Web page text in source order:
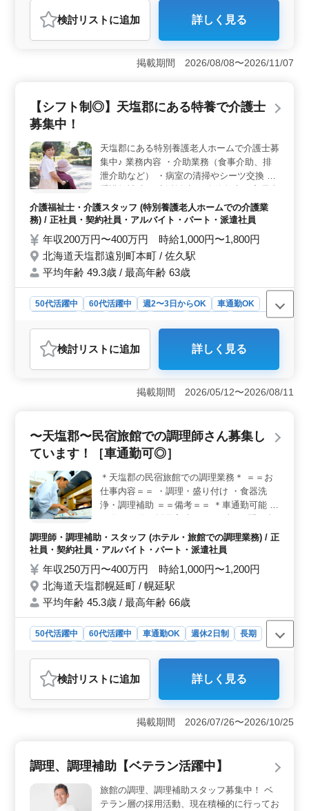
おすすめポイント
＜安定した環境＞ この求人は、建築施工管理技術者の
経験を活かせるポジションで、高給与が魅力です。車通
勤が可能で、社宅も完備されており、生活面でのサポー
適です。安定した雇用環境で、週休2日制や残業少なめ
と、働きやすさが確保されています。経験豊富なスタッ
す。 ＜地域密着型＞ 北海道天塩郡幌延町という地
域に根ざした仕事で、地元密着型の働き方が特徴です。
地域に貢献しながら安定した職場で働きたい方におすす
めです。落ち着いた環境で、安心して勤務できます。
検討リスト に追加 詳しく見る
掲載期間 2026/08/08〜2026/11/07
【シフト制◎】天塩郡にある特養で介護士
募集中！
天塩郡にある特別養護老人ホームで介護士募
集中♪ 業務内容 ・介助業務（食事介助、排
泄介助など） ・病室の清掃やシーツ交換 ・
の健康管理 ・身体機能の維持・回復サポー
ト ・介護記録作成 ・申し送り 備考 ＊シフ
＊日勤のみ応相談 働きやすい環境です！ ご
応募お待ちしております☆
介護福祉士・介護スタッフ (特別養護老人ホームでの介護業
務) / 正社員・契約社員・アルバイト・パート・派遣社員
年収200万円〜400万円 時給1,000円〜1,800円
北海道天塩郡遠別町本町 / 佐久駅
平均年齢 49.3歳 / 最高年齢 63歳
50代活躍中 60代活躍中 週2〜3日からOK
車通勤OK
派遣社員
介護福祉士・介護スタッフ
おすすめポイント
＜シフト制による柔軟な勤務体制＞ シフト制を採用し
ており、週3日以上からの勤務が相談可能です。これによ
り、個々のライフスタイルやニーズに合わせた働き方が
与体系＞ 正社員から派遣社員まで幅広い雇用形態があ
り、年収240万円から400万円、時給1,020円から1,700円
務地＞ 車通勤も可能で無料駐車場が利用でき、通勤の
利便性が高いです。地域密着型の施設での勤務は、地元
で働きたい方にも最適な環境を提供します。
検討リスト に追加 詳しく見る
掲載期間 2026/05/12〜2026/08/11
〜天塩郡〜民宿旅館での調理師さん募集し
ています！［車通勤可◎］
＊天塩郡の民宿旅館での調理業務＊ ＝＝お
仕事内容＝＝ ・調理・盛り付け ・食器洗
浄・調理補助 ＝＝備考＝＝ ＊車通勤可能 ＊
わせください♪ 皆様からのご応募お待ちして
おります！
調理師・調理補助・スタッフ (ホテル・旅館での調理業務) / 正
社員・契約社員・アルバイト・パート・派遣社員
年収250万円〜400万円 時給1,000円〜1,200円
北海道天塩郡幌延町 / 幌延駅
平均年齢 45.3歳 / 最高年齢 66歳
50代活躍中 60代活躍中 車通勤OK 週休2日制
長期
調理師・調理補助・スタッフ
おすすめポイント
＜地域密着型の職場＞ 天塩郡の民宿旅館で、調理の腕
を振るってみませんか。 経験が活きた料理でお客様を
もてなすやりがいがあります。 ＜シフト制での柔軟
＜シニア層の活躍＞ 50代、60代の採用実績があり、年
齢を問わず活躍できる職場です。調理経験3年以上あれば
応募が可能で、経験を生かして新しい環境で挑戦できま
検討リスト に追加 詳しく見る
掲載期間 2026/07/26〜2026/10/25
調理、調理補助【ベテラン活躍中】
旅館の調理、調理補助スタッフ募集中！ ベ
テラン層の採用活動、現在積極的に行ってお